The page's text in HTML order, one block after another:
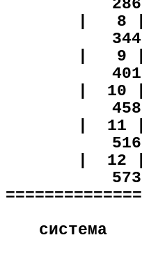
8 |
9 |
10 |
11 |
12 |
система